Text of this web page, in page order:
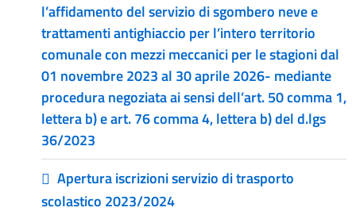
l’affidamento del servizio di sgombero neve e
trattamenti antighiaccio per l’intero territorio
comunale con mezzi meccanici per le stagioni dal
01 novembre 2023 al 30 aprile 2026- mediante
procedura negoziata ai sensi dell’art. 50 comma 1,
lettera b) e art. 76 comma 4, lettera b) del d.lgs
36/2023
Apertura iscrizioni servizio di trasporto
scolastico 2023/2024